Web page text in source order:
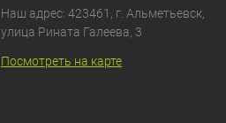
Наш адрес: 423461, г. Альметьевск,
улица Рината Галеева, 3
Посмотреть на карте